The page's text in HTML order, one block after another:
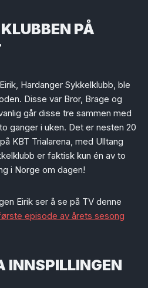
PÅ
Hardanger Sykkelklubb, ble
Disse var Bror, Brage og
går disse tre sammen med
ganger i uken. Det er nesten 20
KBT Trialarena, med Ulltang
er faktisk kun én av to
i Norge om dagen!
Eirik ser å se på TV denne
episode av årets sesong
INNSPILLINGEN